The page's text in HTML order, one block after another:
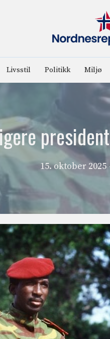
Livsstil Politikk Miljø
15. oktober 2025